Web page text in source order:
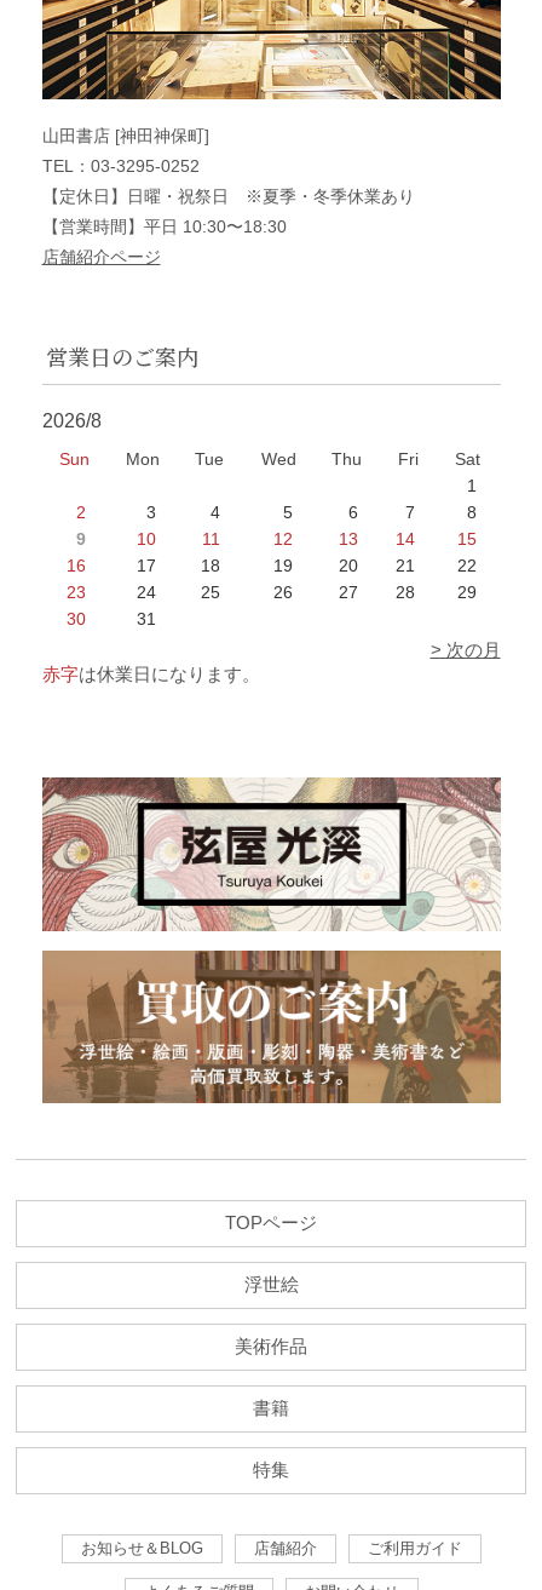
山田書店 [神田神保町]
TEL：03-3295-0252
【定休日】日曜・祝祭日 ※夏季・冬季休業あり
【営業時間】平日 10:30〜18:30
店舗紹介ページ
営業日のご案内
2026/8
Sun Mon Tue Wed Thu Fri
Sat
1
2
3 4 5 6 7
8
9
10 11 12 13 14
15
16
17 18 19 20 21
22
23
24 25 26 27 28
29
30
31
> 次の月
赤字は休業日になります。
TOPページ
浮世絵
美術作品
書籍
特集
お知らせ＆BLOG 店舗紹介 ご利用ガイド